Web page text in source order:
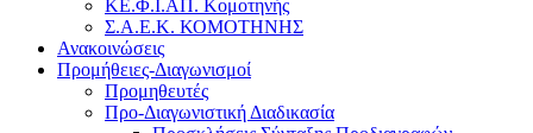
ΚΕ.Φ.Ι.ΑΠ. Κομοτηνής
Σ.Α.Ε.Κ. ΚΟΜΟΤΗΝΗΣ
Ανακοινώσεις
Προμήθειες-Διαγωνισμοί
Προμηθευτές
Προ-Διαγωνιστική Διαδικασία